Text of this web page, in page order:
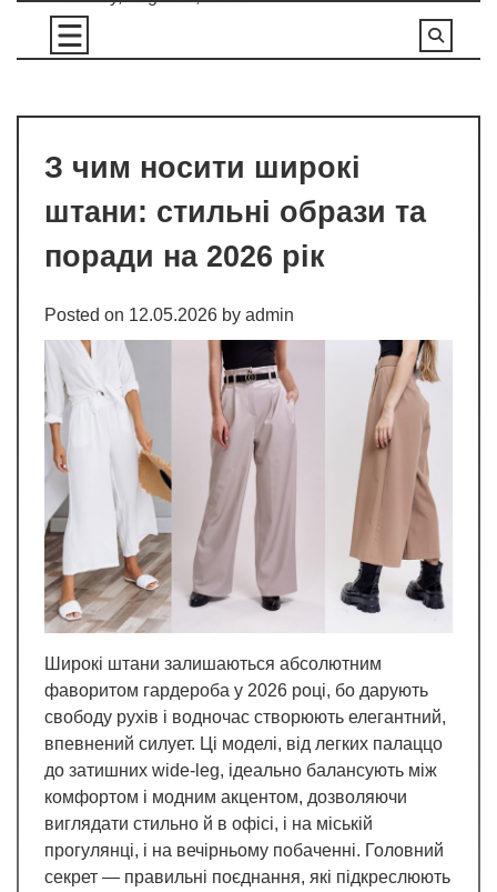
content
З чим носити широкі
штани: стильні образи та
поради на 2026 рік
Posted on 12.05.2026 by admin
Широкі штани залишаються абсолютним
фаворитом гардероба у 2026 році, бо дарують
свободу рухів і водночас створюють елегантний,
впевнений силует. Ці моделі, від легких палаццо
до затишних wide-leg, ідеально балансують між
комфортом і модним акцентом, дозволяючи
виглядати стильно й в офісі, і на міській
прогулянці, і на вечірньому побаченні. Головний
секрет — правильні поєднання, які підкреслюють